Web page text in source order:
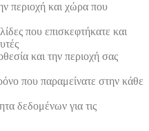
περιοχή και χώρα που
που επισκεφτήκατε και
και την περιοχή σας
που παραμείνατε στην κάθε
δεδομένων για τις